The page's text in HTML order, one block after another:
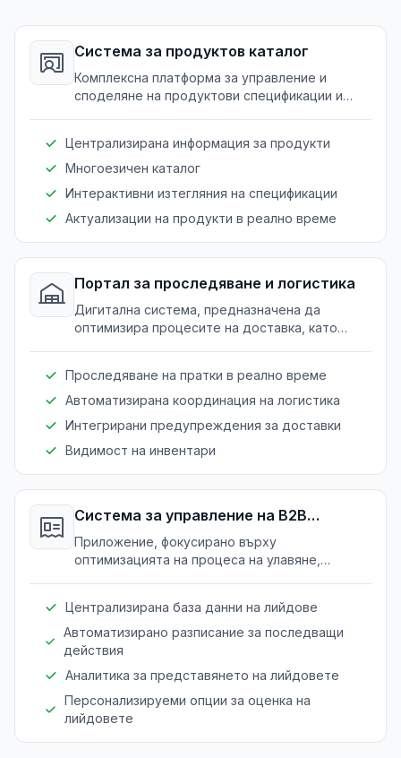
Система за продуктов каталог
Комплексна платформа за управление и
споделяне на продуктови спецификации и
Централизирана информация за продукти
Многоезичен каталог
Интерактивни изтегляния на спецификации
Актуализации на продукти в реално време
Портал за проследяване и логистика
Дигитална система, предназначена да
оптимизира процесите на доставка, като
Проследяване на пратки в реално време
Автоматизирана координация на логистика
Интегрирани предупреждения за доставки
Видимост на инвентари
Система за управление на B2B
лийдове
Приложение, фокусирано върху
оптимизацията на процеса на улавяне,
механизми за последващи действия.
Централизирана база данни на лийдове
Автоматизирано разписание за последващи
действия
Аналитика за представянето на лийдовете
Персонализируеми опции за оценка на
лийдовете